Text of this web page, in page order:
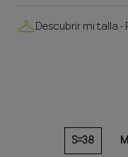
Descubrir mi talla -
S=38